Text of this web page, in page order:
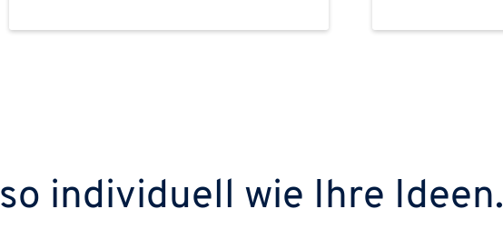
individuell wie Ihre Ideen.